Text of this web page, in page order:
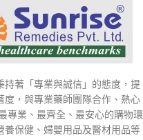
持著「專業與誠信」的態度，提
度，與專業藥師團隊合作、熱心
專業、最齊全、最安心的購物環
養保健、婦嬰用品及醫材用品等